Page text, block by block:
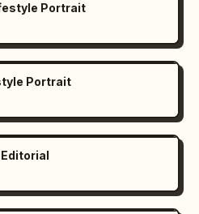
Portrait
Portrait